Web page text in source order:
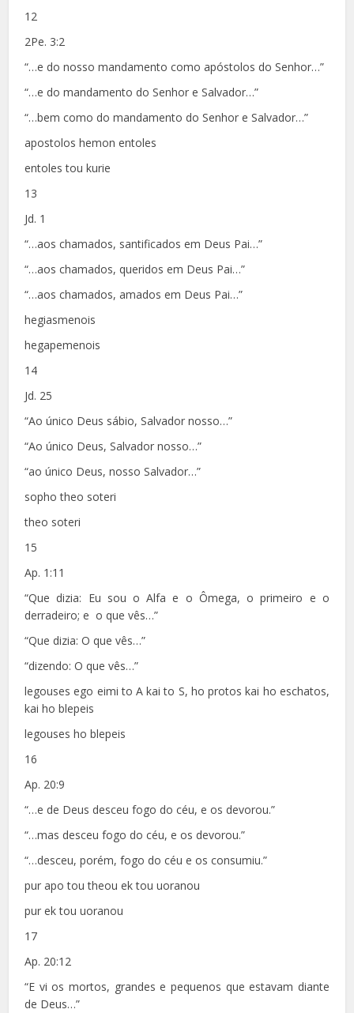
12
2Pe. 3:2
“…e do nosso mandamento como apóstolos do Senhor…”
“…e do mandamento do Senhor e Salvador…”
“…bem como do mandamento do Senhor e Salvador…”
apostolos hemon entoles
entoles tou kurie
13
Jd. 1
“…aos chamados, santificados em Deus Pai…”
“…aos chamados, queridos em Deus Pai…”
“…aos chamados, amados em Deus Pai…”
hegiasmenois
hegapemenois
14
Jd. 25
“Ao único Deus sábio, Salvador nosso…”
“Ao único Deus, Salvador nosso…”
“ao único Deus, nosso Salvador…”
sopho theo soteri
theo soteri
15
Ap. 1:11
“Que dizia: Eu sou o Alfa e o Ômega, o primeiro e o
derradeiro; e o que vês…”
“Que dizia: O que vês…”
“dizendo: O que vês…”
legouses ego eimi to A kai to S, ho protos kai ho eschatos,
kai ho blepeis
legouses ho blepeis
16
Ap. 20:9
“…e de Deus desceu fogo do céu, e os devorou.”
“…mas desceu fogo do céu, e os devorou.”
“…desceu, porém, fogo do céu e os consumiu.”
pur apo tou theou ek tou uoranou
pur ek tou uoranou
17
Ap. 20:12
“E vi os mortos, grandes e pequenos que estavam diante
de Deus…”